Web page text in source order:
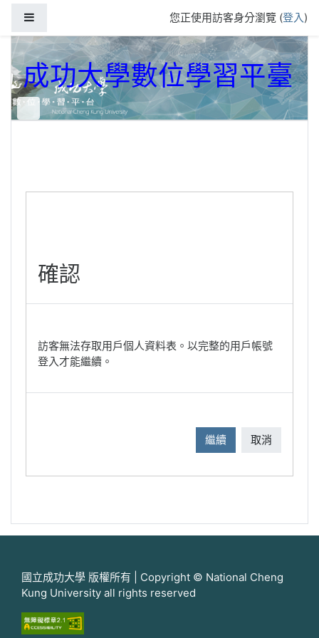
您正使用訪客身分瀏覽 (登入)
成功大學數位學習平臺
確認
訪客無法存取用戶個人資料表。以完整的用戶帳號
登入才能繼續。
繼續 取消
國立成功大學 版權所有 | Copyright © National Cheng
Kung University all rights reserved